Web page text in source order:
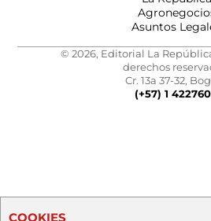
Asuntos
© 2026, Editorial La
derechos
Cr. 13a 37-32,
(+57) 1
COOKIES